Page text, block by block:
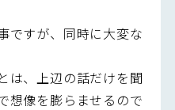
ですが、同時に大変な
は、上辺の話だけを聞
想像を膨らませるので